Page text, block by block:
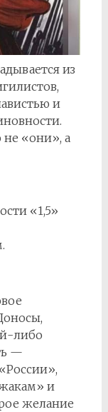
из
и
не «они», а
«1,5»
либо
—
и
желание